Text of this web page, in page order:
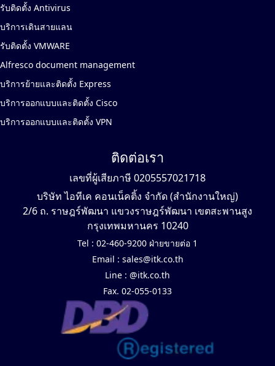
รับติดตั้ง Antivirus
บริการเดินสายแลน
รับติดตั้ง VMWARE
Alfresco document management
บริการย้ายและติดตั้ง Express
บริการออกแบบและติดตั้ง Cisco
บริการออกแบบและติดตั้ง VPN
ติดต่อเรา
เลขที่ผู้เสียภาษี 0205557021718
บริษัท ไอทีเค คอนเน็คติ้ง จำกัด (สำนักงานใหญ่)
2/6 ถ. ราษฎร์พัฒนา แขวงราษฎร์พัฒนา เขตสะพานสูง
กรุงเทพมหานคร 10240
Tel : 02-460-9200 ฝ่ายขายต่อ 1
Email : sales@itk.co.th
Line : @itk.co.th
Fax. 02-055-0133